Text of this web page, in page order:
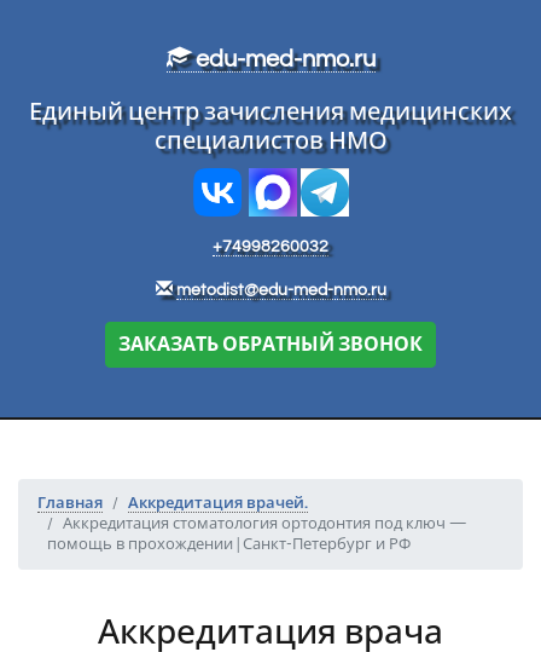
edu-med-nmo.ru
Единый центр зачисления медицинских
специалистов НМО
+74998260032
metodist@edu-med-nmo.ru
ЗАКАЗАТЬ ОБРАТНЫЙ ЗВОНОК
Главная
Аккредитация врачей.
Аккредитация стоматология ортодонтия под ключ —
помощь в прохождении | Санкт-Петербург и РФ
Аккредитация врача